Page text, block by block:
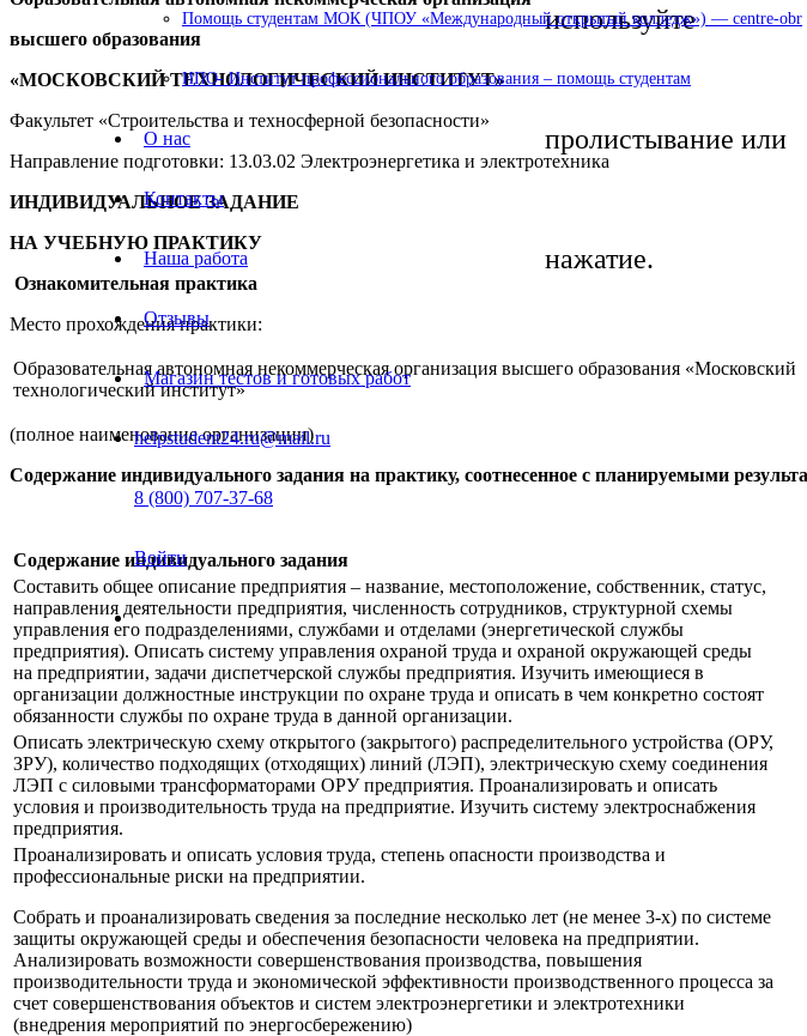
используйте
пролистывание или
нажатие.
Помощь студентам МОК (ЧПОУ «Международный открытый колледж») — centre-obr
ИПО- Институт профессионального образования – помощь студентам
О нас
Контакты
Наша работа
Отзывы
Магазин тестов и готовых работ
helpstudent24.ru@mail.ru
8 (800) 707-37-68
Войти
высшего образования
«МОСКОВСКИЙ ТЕХНОЛОГИЧЕСКИЙ ИНСТИТУТ»
Факультет «Строительства и техносферной безопасности»
Направление подготовки: 13.03.02 Электроэнергетика и электротехника
ИНДИВИДУАЛЬНОЕ ЗАДАНИЕ
НА УЧЕБНУЮ ПРАКТИКУ
Ознакомительная практика
Место прохождения практики:
Образовательная автономная некоммерческая организация высшего образования «Московский
технологический институт»
(полное наименование организации)
Содержание индивидуального задания на практику, соотнесенное с планируемыми
Содержание индивидуального задания
Составить общее описание предприятия – название, местоположение, собственник, статус,
направления деятельности предприятия, численность сотрудников, структурной схемы
управления его подразделениями, службами и отделами (энергетической службы
предприятия). Описать систему управления охраной труда и охраной окружающей среды
на предприятии, задачи диспетчерской службы предприятия. Изучить имеющиеся в
организации должностные инструкции по охране труда и описать в чем конкретно состоят
обязанности службы по охране труда в данной организации.
Описать электрическую схему открытого (закрытого) распределительного устройства (ОРУ,
ЗРУ), количество подходящих (отходящих) линий (ЛЭП), электрическую схему соединения
ЛЭП с силовыми трансформаторами ОРУ предприятия. Проанализировать и описать
условия и производительность труда на предприятие. Изучить систему электроснабжения
предприятия.
Проанализировать и описать условия труда, степень опасности производства и
профессиональные риски на предприятии.
Собрать и проанализировать сведения за последние несколько лет (не менее 3-х) по системе
защиты окружающей среды и обеспечения безопасности человека на предприятии.
Анализировать возможности совершенствования производства, повышения
производительности труда и экономической эффективности производственного процесса за
счет совершенствования объектов и систем электроэнергетики и электротехники
(внедрения мероприятий по энергосбережению)